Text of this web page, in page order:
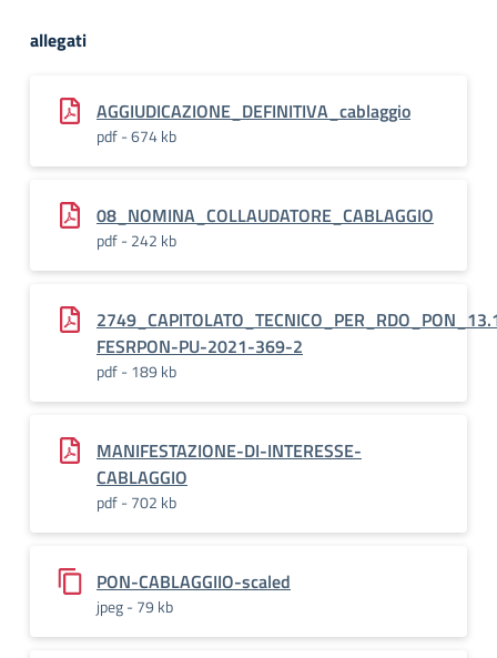
allegati
AGGIUDICAZIONE_DEFINITIVA_cablaggio
pdf - 674 kb
08_NOMINA_COLLAUDATORE_CABLAGGIO
pdf - 242 kb
FESRPON-PU-2021-369-2
pdf - 189 kb
MANIFESTAZIONE-DI-INTERESSE-
CABLAGGIO
pdf - 702 kb
PON-CABLAGGIIO-scaled
jpeg - 79 kb